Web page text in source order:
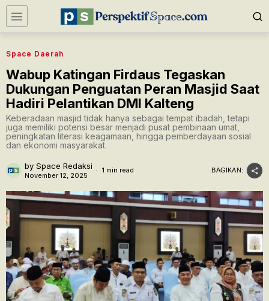
Space Daerah
Wabup Katingan Firdaus Tegaskan
Dukungan Penguatan Peran Masjid Saat
Hadiri Pelantikan DMI Kalteng
Keberadaan masjid tidak hanya sebagai tempat ibadah, tetapi
juga memiliki potensi besar menjadi pusat pembinaan umat,
peningkatan literasi keagamaan, hingga pemberdayaan sosial
dan ekonomi masyarakat.
by Space Redaksi
November 12, 2025
1 min read BAGIKAN: